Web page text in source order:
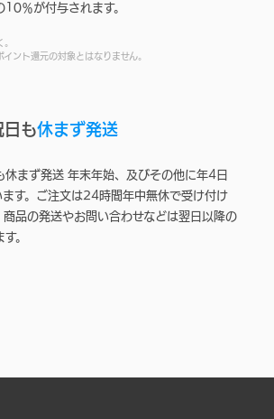
10％が付与されます。
ント還元の対象とはなりません。
日も休まず発送
休まず発送 年末年始、及びその他に年4日
す。ご注文は24時間年中無休で受け付け
商品の発送やお問い合わせなどは翌日以降の
。